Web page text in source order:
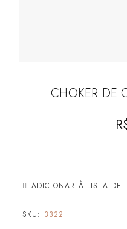
CHOKER DE
ADICIONAR À LISTA DE
SKU: 3322